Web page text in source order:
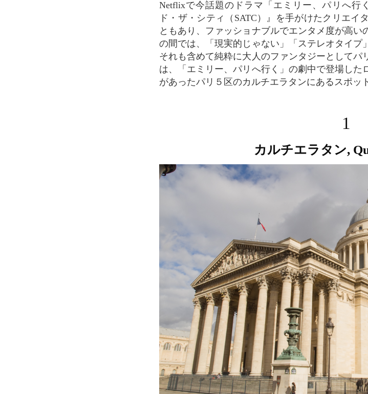
Netflixで今話題のドラマ「エミリー、パリへ行く(Emily in Paris)」。『セックス・アン
ド・ザ・シティ（SATC）』を手がけたクリエイ
ともあり、ファッショナブルでエンタメ度が高い
の間では、「現実的じゃない」「ステレオタイプ
それも含めて純粋に大人のファンタジーとしてパ
は、「エミリー、パリへ行く」の劇中で登場し
があったパリ５区のカルチエラタンにあるスポッ
1
カルチエラタン,